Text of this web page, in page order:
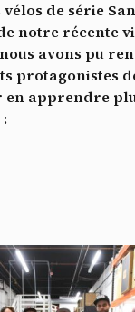
de série
notre récente
avons pu
protagonistes
apprendre